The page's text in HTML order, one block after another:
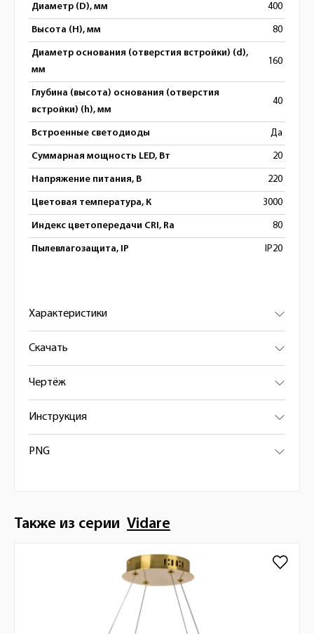
Диаметр (D), мм 400
Высота (H), мм 80
Диаметр основания (отверстия встройки) (d),
мм
160
Глубина (высота) основания (отверстия
встройки) (h), мм
40
Встроенные светодиоды Да
Суммарная мощность LED, Вт 20
Напряжение питания, В 220
Цветовая температура, К 3000
Индекс цветопередачи CRI, Ra 80
Пылевлагозащита, IP IP20
Характеристики
Скачать
Чертёж
Инструкция
PNG
Также из серии Vidare